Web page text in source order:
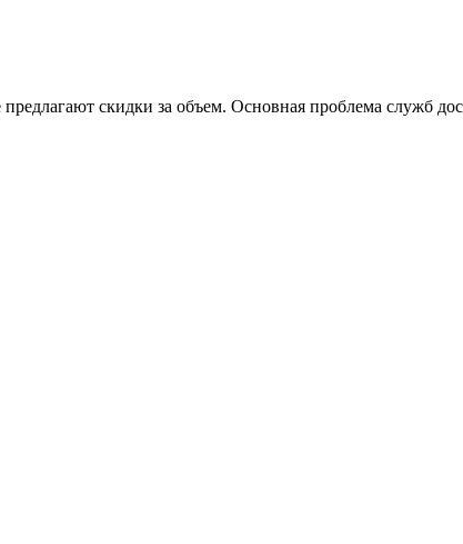
скидки за объем. Основная проблема служб